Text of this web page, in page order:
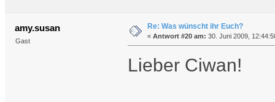
amy.susan
Gast
Re: Was wünscht ihr Euch?
« Antwort #20 am: 30. Juni 2009,
Lieber Ciwan!